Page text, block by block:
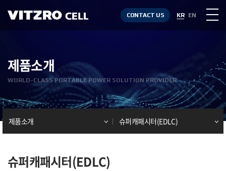
CONTACT US KR EN
제품소개
WORLD-CLASS PORTABLE POWER SOLUTION PROVIDER
제품소개 슈퍼캐패시터(EDLC)
슈퍼캐패시터(EDLC)